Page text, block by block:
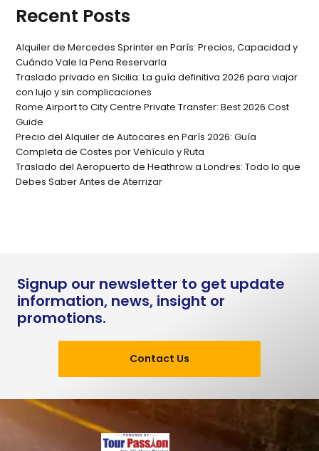
Recent Posts
Alquiler de Mercedes Sprinter en París: Precios, Capacidad y
Cuándo Vale la Pena Reservarla
Traslado privado en Sicilia: La guía definitiva 2026 para viajar
con lujo y sin complicaciones
Rome Airport to City Centre Private Transfer: Best 2026 Cost
Guide
Precio del Alquiler de Autocares en París 2026: Guía
Completa de Costes por Vehículo y Ruta
Traslado del Aeropuerto de Heathrow a Londres: Todo lo que
Debes Saber Antes de Aterrizar
Signup our newsletter to get update
information, news, insight or
promotions.
Contact Us